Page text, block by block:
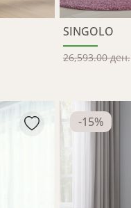
SINGOLO
26,593.00 ден.
-15%